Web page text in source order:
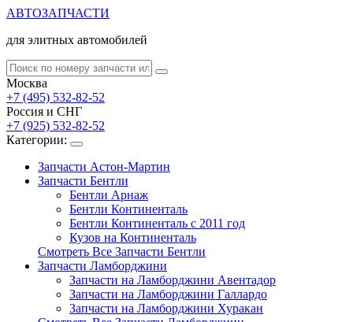
АВТОЗАПЧАСТИ
для элитных автомобилей
Москва
+7 (495) 532-82-52
Россия и СНГ
+7 (925) 532-82-52
Категории:
Запчасти Астон-Мартин
Запчасти Бентли
Бентли Арнаж
Бентли Континенталь
Бентли Континенталь с 2011 год
Кузов на Континенталь
Смотреть Все Запчасти Бентли
Запчасти Ламборджини
Запчасти на Ламборджини Авентадор
Запчасти на Ламборджини Галлардо
Запчасти на Ламборджини Хуракан